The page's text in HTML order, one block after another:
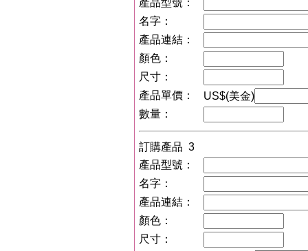
產品型號：
名字：
產品連結：
顏色：
尺寸：
產品單價：
US$(美金)
數量：
訂購產品 3
產品型號：
名字：
產品連結：
顏色：
尺寸：